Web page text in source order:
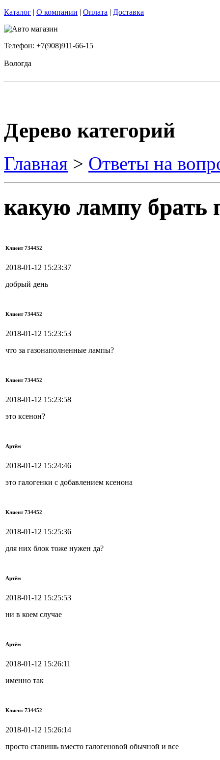
Каталог | О компании | Оплата | Доставка
Телефон: +7(908)911-66-15
Вологда
Дерево категорий
Главная > Ответы на
какую лампу брать
Клиент 734452
2018-01-12 15:23:37
добрый день
Клиент 734452
2018-01-12 15:23:53
что за газонаполненные лампы?
Клиент 734452
2018-01-12 15:23:58
это ксенон?
Артём
2018-01-12 15:24:46
это галогенки с добавлением ксенона
Клиент 734452
2018-01-12 15:25:36
для них блок тоже нужен да?
Артём
2018-01-12 15:25:53
ни в коем случае
Артём
2018-01-12 15:26:11
именно так
Клиент 734452
2018-01-12 15:26:14
просто ставишь вместо галогеновой обычной и все